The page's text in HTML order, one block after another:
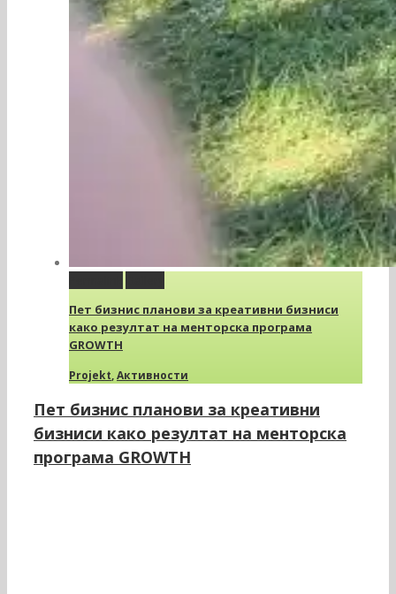
Пет бизнис планови за креативни бизниси
како резултат на менторска програма
GROWTH
Projekt,Активности
Пет бизнис планови за креативни
бизниси како резултат на менторска
програма GROWTH